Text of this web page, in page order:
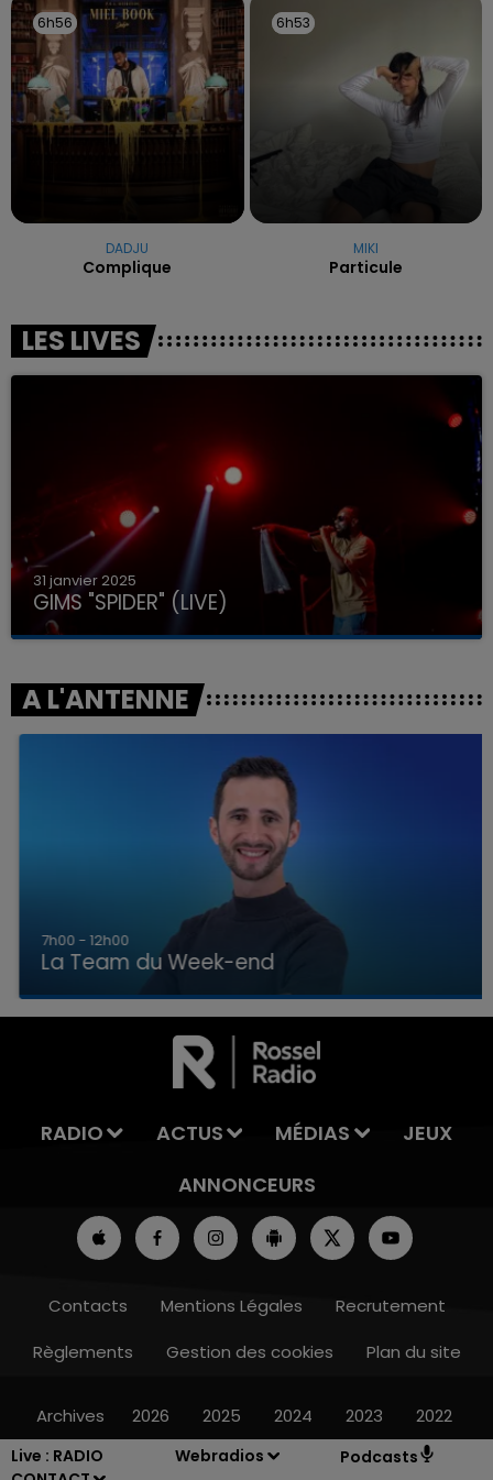
Live : RADIO
Webradios Podcasts
LA TEAM DU WEEK-END
6h56
6h56
DADJU
Complique
6h53
6h53
MIKI
Particule
LES LIVES
31 janvier 2025
GIMS "SPIDER" (LIVE)
A L'ANTENNE
7h00 - 12h00
La Team du Week-end
RADIO ACTUS MÉDIAS
JEUX
ANNONCEURS
Contacts Mentions Légales
Recrutement
Règlements
Gestion des cookies Plan du site
Archives 2026 2025 2024 2023 2022